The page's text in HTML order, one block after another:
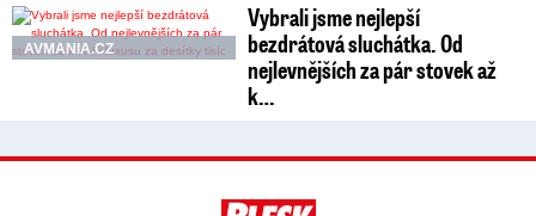
AVMANIA.CZ
Vybrali jsme nejlepší
bezdrátová sluchátka. Od
nejlevnějších za pár stovek až
k…